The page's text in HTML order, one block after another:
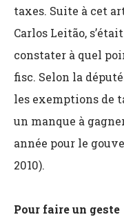
taxes. Suite à cet
Carlos Leitão, s’était
constater à quel
fisc. Selon la
les exemptions de
un manque à
année pour le
2010).
Pour faire un geste